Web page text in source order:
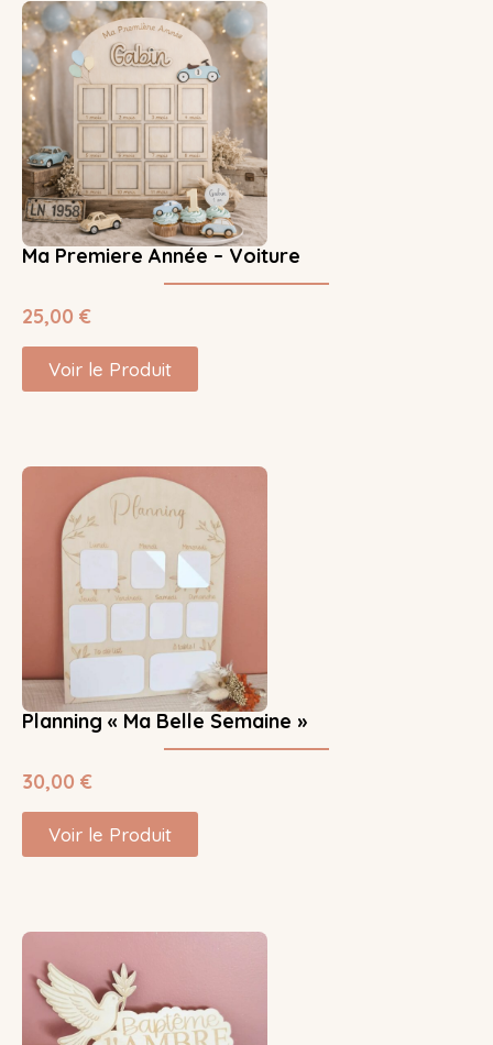
Ma Premiere Année – Voiture
25,00 €
Voir le Produit
Planning « Ma Belle Semaine »
30,00 €
Voir le Produit